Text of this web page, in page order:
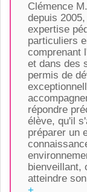
Clémence
depuis
expertise
particuliers
comprenant
et dans des
permis de
répondre
élève, qu'il
préparer un
bienveillant,
atteindre